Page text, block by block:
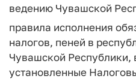
ведению Чувашской
правила исполнения
налогов, пеней в
Чувашской Республики,
установленные